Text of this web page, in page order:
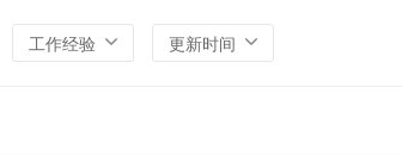
工作经验 更新时间